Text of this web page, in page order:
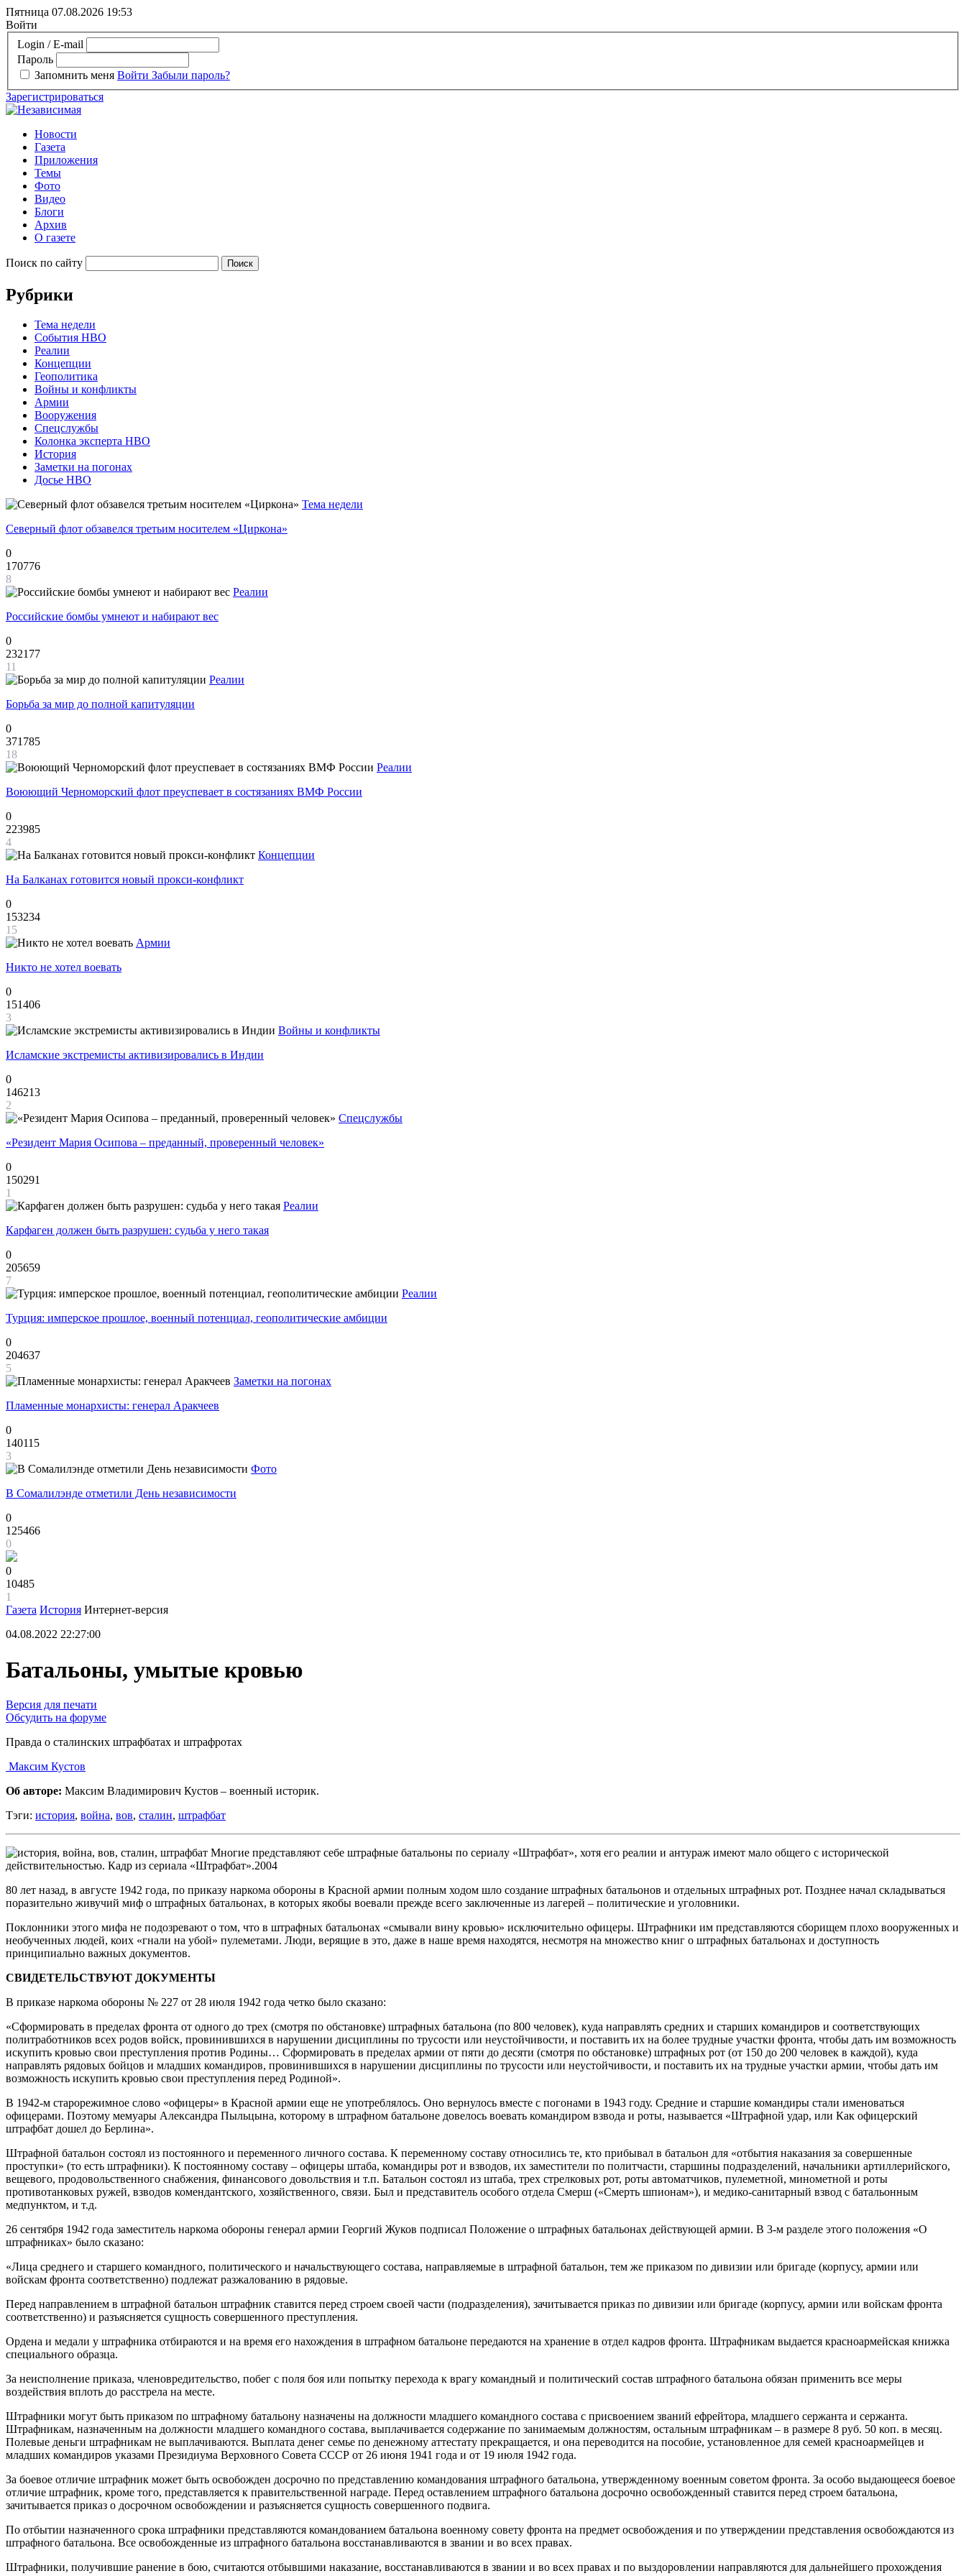
Пятница 07.08.2026 19:53
Войти
Login / E-mail
Пароль
Запомнить меня Войти Забыли пароль?
Зарегистрироваться
Новости
Газета
Приложения
Темы
Фото
Видео
Блоги
Архив
О газете
Поиск по сайту
Рубрики
Тема недели
События НВО
Реалии
Концепции
Геополитика
Войны и конфликты
Армии
Вооружения
Спецслужбы
Колонка эксперта НВО
История
Заметки на погонах
Досье НВО
Тема недели
Северный флот обзавелся третьим носителем «Циркона»
0
170776
8
Реалии
Российские бомбы умнеют и набирают вес
0
232177
11
Реалии
Борьба за мир до полной капитуляции
0
371785
18
Реалии
Воюющий Черноморский флот преуспевает в состязаниях ВМФ России
0
223985
4
Концепции
На Балканах готовится новый прокси-конфликт
0
153234
15
Армии
Никто не хотел воевать
0
151406
3
Войны и конфликты
Исламские экстремисты активизировались в Индии
0
146213
2
Спецслужбы
«Резидент Мария Осипова – преданный, проверенный человек»
0
150291
1
Реалии
Карфаген должен быть разрушен: судьба у него такая
0
205659
7
Реалии
Турция: имперское прошлое, военный потенциал, геополитические амбиции
0
204637
5
Заметки на погонах
Пламенные монархисты: генерал Аракчеев
0
140115
3
Фото
В Сомалилэнде отметили День независимости
0
125466
0
0
10485
1
Газета История Интернет-версия
04.08.2022 22:27:00
Батальоны, умытые кровью
Версия для печати
Обсудить на форуме
Правда о сталинских штрафбатах и штрафротах
Максим Кустов
Об авторе: Максим Владимирович Кустов – военный историк.
Тэги: история, война, вов, сталин, штрафбат
Многие представляют себе штрафные батальоны по сериалу «Штрафбат», хотя его реалии и антураж имеют мало общего с исторической
действительностью. Кадр из сериала «Штрафбат».2004
80 лет назад, в августе 1942 года, по приказу наркома обороны в Красной армии полным ходом шло создание штрафных батальонов и отдельных штрафных рот. Позднее начал складываться
поразительно живучий миф о штрафных батальонах, в которых якобы воевали прежде всего заключенные из лагерей – политические и уголовники.
Поклонники этого мифа не подозревают о том, что в штрафных батальонах «смывали вину кровью» исключительно офицеры. Штрафники им представляются сборищем плохо вооруженных и
необученных людей, коих «гнали на убой» пулеметами. Люди, верящие в это, даже в наше время находятся, несмотря на множество книг о штрафных батальонах и доступность
принципиально важных документов.
СВИДЕТЕЛЬСТВУЮТ ДОКУМЕНТЫ
В приказе наркома обороны № 227 от 28 июля 1942 года четко было сказано:
«Сформировать в пределах фронта от одного до трех (смотря по обстановке) штрафных батальона (по 800 человек), куда направлять средних и старших командиров и соответствующих
политработников всех родов войск, провинившихся в нарушении дисциплины по трусости или неустойчивости, и поставить их на более трудные участки фронта, чтобы дать им возможность
искупить кровью свои преступления против Родины… Сформировать в пределах армии от пяти до десяти (смотря по обстановке) штрафных рот (от 150 до 200 человек в каждой), куда
направлять рядовых бойцов и младших командиров, провинившихся в нарушении дисциплины по трусости или неустойчивости, и поставить их на трудные участки армии, чтобы дать им
возможность искупить кровью свои преступления перед Родиной».
В 1942-м старорежимное слово «офицеры» в Красной армии еще не употреблялось. Оно вернулось вместе с погонами в 1943 году. Средние и старшие командиры стали именоваться
офицерами. Поэтому мемуары Александра Пыльцына, которому в штрафном батальоне довелось воевать командиром взвода и роты, называется «Штрафной удар, или Как офицерский
штрафбат дошел до Берлина».
Штрафной батальон состоял из постоянного и переменного личного состава. К переменному составу относились те, кто прибывал в батальон для «отбытия наказания за совершенные
проступки» (то есть штрафники). К постоянному составу – офицеры штаба, командиры рот и взводов, их заместители по политчасти, старшины подразделений, начальники артиллерийского,
вещевого, продовольственного снабжения, финансового довольствия и т.п. Батальон состоял из штаба, трех стрелковых рот, роты автоматчиков, пулеметной, минометной и роты
противотанковых ружей, взводов комендантского, хозяйственного, связи. Был и представитель особого отдела Смерш («Смерть шпионам»), и медико-санитарный взвод с батальонным
медпунктом, и т.д.
26 сентября 1942 года заместитель наркома обороны генерал армии Георгий Жуков подписал Положение о штрафных батальонах действующей армии. В 3-м разделе этого положения «О
штрафниках» было сказано:
«Лица среднего и старшего командного, политического и начальствующего состава, направляемые в штрафной батальон, тем же приказом по дивизии или бригаде (корпусу, армии или
войскам фронта соответственно) подлежат разжалованию в рядовые.
Перед направлением в штрафной батальон штрафник ставится перед строем своей части (подразделения), зачитывается приказ по дивизии или бригаде (корпусу, армии или войскам фронта
соответственно) и разъясняется сущность совершенного преступления.
Ордена и медали у штрафника отбираются и на время его нахождения в штрафном батальоне передаются на хранение в отдел кадров фронта. Штрафникам выдается красноармейская книжка
специального образца.
За неисполнение приказа, членовредительство, побег с поля боя или попытку перехода к врагу командный и политический состав штрафного батальона обязан применить все меры
воздействия вплоть до расстрела на месте.
Штрафники могут быть приказом по штрафному батальону назначены на должности младшего командного состава с присвоением званий ефрейтора, младшего сержанта и сержанта.
Штрафникам, назначенным на должности младшего командного состава, выплачивается содержание по занимаемым должностям, остальным штрафникам – в размере 8 руб. 50 коп. в месяц.
Полевые деньги штрафникам не выплачиваются. Выплата денег семье по денежному аттестату прекращается, и она переводится на пособие, установленное для семей красноармейцев и
младших командиров указами Президиума Верховного Совета СССР от 26 июня 1941 года и от 19 июля 1942 года.
За боевое отличие штрафник может быть освобожден досрочно по представлению командования штрафного батальона, утвержденному военным советом фронта. За особо выдающееся боевое
отличие штрафник, кроме того, представляется к правительственной награде. Перед оставлением штрафного батальона досрочно освобожденный ставится перед строем батальона,
зачитывается приказ о досрочном освобождении и разъясняется сущность совершенного подвига.
По отбытии назначенного срока штрафники представляются командованием батальона военному совету фронта на предмет освобождения и по утверждении представления освобождаются из
штрафного батальона. Все освобожденные из штрафного батальона восстанавливаются в звании и во всех правах.
Штрафники, получившие ранение в бою, считаются отбывшими наказание, восстанавливаются в звании и во всех правах и по выздоровлении направляются для дальнейшего прохождения